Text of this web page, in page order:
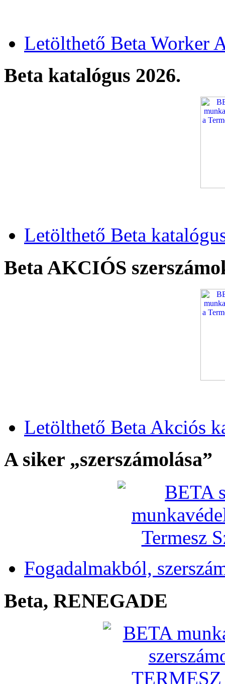
Letölthető Beta Worker
Beta katalógus 2026.
Letölthető Beta
Beta AKCIÓS
Letölthető Beta Akciós
A siker „szerszámolása”
Fogadalmakból,
Beta, RENEGADE